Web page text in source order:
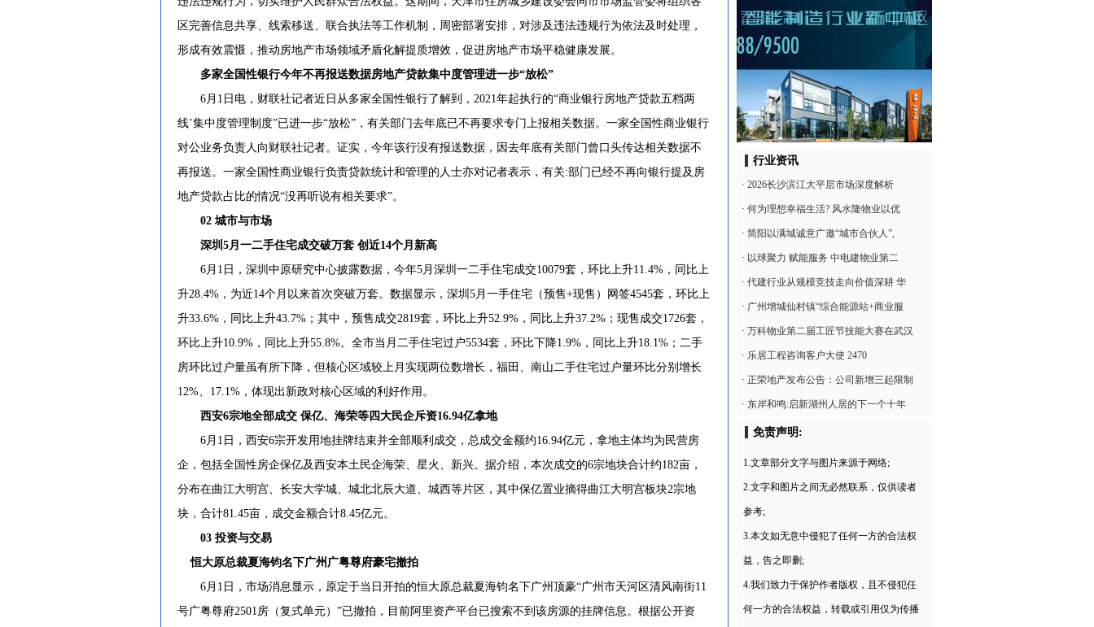
区完善信息共享、线索移送、联合执法等工作机制，周密部署安排，对涉及违法违规行为依法及时处理，
形成有效震慑，推动房地产市场领域矛盾化解提质增效，促进房地产市场平稳健康发展。
多家全国性银行今年不再报送数据房地产贷款集中度管理进一步“放松”
6月1日电，财联社记者近日从多家全国性银行了解到，2021年起执行的“商业银行房地产贷款五档两
线’集中度管理制度”已进一步“放松”，有关部门去年底已不再要求专门上报相关数据。一家全国性商业银行
对公业务负责人向财联社记者。证实，今年该行没有报送数据，因去年底有关部门曾口头传达相关数据不
再报送。一家全国性商业银行负责贷款统计和管理的人士亦对记者表示，有关:部门已经不再向银行提及房
地产贷款占比的情况“没再听说有相关要求”。
02 城市与市场
深圳5月一二手住宅成交破万套 创近14个月新高
6月1日，深圳中原研究中心披露数据，今年5月深圳一二手住宅成交10079套，环比上升11.4%，同比上
升28.4%，为近14个月以来首次突破万套。数据显示，深圳5月一手住宅（预售+现售）网签4545套，环比上
升33.6%，同比上升43.7%；其中，预售成交2819套，环比上升52.9%，同比上升37.2%；现售成交1726套，
环比上升10.9%，同比上升55.8%。全市当月二手住宅过户5534套，环比下降1.9%，同比上升18.1%；二手
房环比过户量虽有所下降，但核心区域较上月实现两位数增长，福田、南山二手住宅过户量环比分别增长
12%、17.1%，体现出新政对核心区域的利好作用。
西安6宗地全部成交 保亿、海荣等四大民企斥资16.94亿拿地
6月1日，西安6宗开发用地挂牌结束并全部顺利成交，总成交金额约16.94亿元，拿地主体均为民营房
企，包括全国性房企保亿及西安本土民企海荣、星火、新兴。据介绍，本次成交的6宗地块合计约182亩，
分布在曲江大明宫、长安大学城、城北北辰大道、城西等片区，其中保亿置业摘得曲江大明宫板块2宗地
块，合计81.45亩，成交金额合计8.45亿元。
03 投资与交易
恒大原总裁夏海钧名下广州广粤尊府豪宅撤拍
6月1日，市场消息显示，原定于当日开拍的恒大原总裁夏海钧名下广州顶豪“广州市天河区清风南街11
号广粤尊府2501房（复式单元）”已撤拍，目前阿里资产平台已搜索不到该房源的挂牌信息。根据公开资
行业资讯
· 2026长沙滨江大平层市场深度解析
· 何为理想幸福生活? 风水隆物业以优
· 简阳以满城诚意广邀“城市合伙人”,
· 以球聚力 赋能服务 中电建物业第二
· 代建行业从规模竞技走向价值深耕 华
· 广州增城仙村镇“综合能源站+商业服
· 万科物业第二届工匠节技能大赛在武汉
· 乐居工程咨询客户大使 2470
· 正荣地产发布公告：公司新增三起限制
· 东岸和鸣:启新湖州人居的下一个十年
免责声明:
1.文章部分文字与图片来源于网络;
2.文字和图片之间无必然联系，仅供读者
参考;
3.本文如无意中侵犯了任何一方的合法权
益，告之即删;
4.我们致力于保护作者版权，且不侵犯任
何一方的合法权益，转载或引用仅为传播